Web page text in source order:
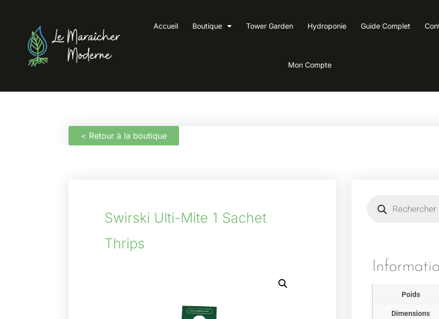
Accueil Boutique Tower Garden Hydroponie Guide Complet
Mon Compte
< Retour à la boutique
Swirski Ulti-Mite 1 Sachet
Thrips
Poids
Dimensions